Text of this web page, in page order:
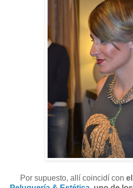
Por supuesto, allí coincidí con